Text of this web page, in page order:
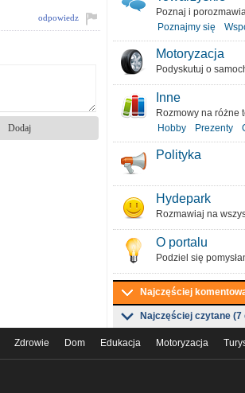
odpowiedz
Poznaj i
Poznajmy się
Motoryzacja
Podyskutuj o
Inne
Rozmowy na różne
Hobby
Prezenty
Polityka
Hydepark
Rozmawiaj na
O portalu
Podziel się
Najczęściej
Najczęściej czytane (7
Zdrowie Dom Edukacja Motoryzacja